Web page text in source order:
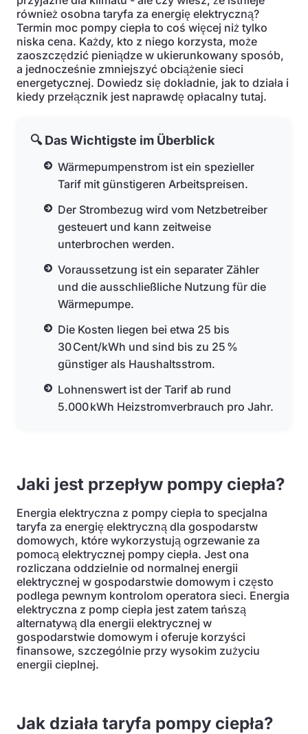
również osobna taryfa za energię elektryczną?
Termin moc pompy ciepła to coś więcej niż tylko
niska cena. Każdy, kto z niego korzysta, może
zaoszczędzić pieniądze w ukierunkowany sposób,
a jednocześnie zmniejszyć obciążenie sieci
energetycznej. Dowiedz się dokładnie, jak to działa i
kiedy przełącznik jest naprawdę opłacalny tutaj.
🔍 Das Wichtigste im Überblick
Wärmepumpenstrom ist ein spezieller
Tarif mit günstigeren Arbeitspreisen.
Der Strombezug wird vom Netzbetreiber
gesteuert und kann zeitweise
unterbrochen werden.
Voraussetzung ist ein separater Zähler
und die ausschließliche Nutzung für die
Wärmepumpe.
Die Kosten liegen bei etwa 25 bis
30 Cent/kWh und sind bis zu 25 %
günstiger als Haushaltsstrom.
Lohnenswert ist der Tarif ab rund
5.000 kWh Heizstromverbrauch pro Jahr.
Jaki jest przepływ pompy ciepła?
Energia elektryczna z pompy ciepła to specjalna
taryfa za energię elektryczną dla gospodarstw
domowych, które wykorzystują ogrzewanie za
pomocą elektrycznej pompy ciepła. Jest ona
rozliczana oddzielnie od normalnej energii
elektrycznej w gospodarstwie domowym i często
podlega pewnym kontrolom operatora sieci. Energia
elektryczna z pomp ciepła jest zatem tańszą
alternatywą dla energii elektrycznej w
gospodarstwie domowym i oferuje korzyści
finansowe, szczególnie przy wysokim zużyciu
energii cieplnej.
Jak działa taryfa pompy ciepła?